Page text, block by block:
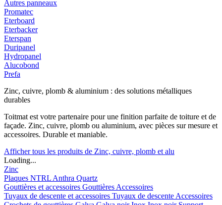
Autres panneaux
Promatec
Eterboard
Eterbacker
Eterspan
Duripanel
Hydropanel
Alucobond
Prefa
Zinc, cuivre, plomb & aluminium : des solutions métalliques
durables
Toitmat est votre partenaire pour une finition parfaite de toiture et de
façade. Zinc, cuivre, plomb ou aluminium, avec pièces sur mesure et
accessoires. Durable et maniable.
Afficher tous les produits de Zinc, cuivre, plomb et alu
Loading...
Zinc
Plaques NTRL Anthra Quartz
Gouttières et accessoires Gouttières Accessoires
Tuyaux de descente et accessoires Tuyaux de descente Accessoires